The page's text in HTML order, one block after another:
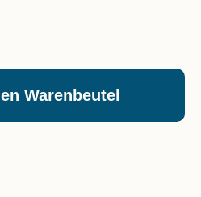
Gib den
Warenbeutel